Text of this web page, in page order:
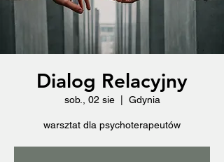
Dialog Relacyjny
sob., 02 sie
  |
Gdynia
warsztat dla psychoterapeutów